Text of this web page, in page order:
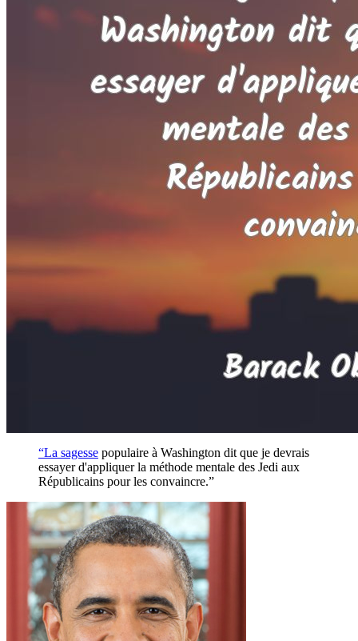
“La sagesse populaire à Washington dit que je devrais
essayer d'appliquer la méthode mentale des Jedi aux
Républicains pour les convaincre.”